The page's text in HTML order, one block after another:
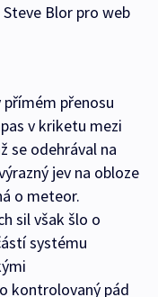
Blor pro web
přenosu
v kriketu mezi
se odehrával na
jev na obloze
o meteor.
sil však šlo o
systému
kontrolovaný pád